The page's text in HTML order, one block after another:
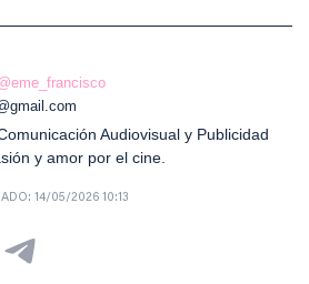
Audiovisual y Publicidad
y amor por el cine.
14/05/2026 10:13